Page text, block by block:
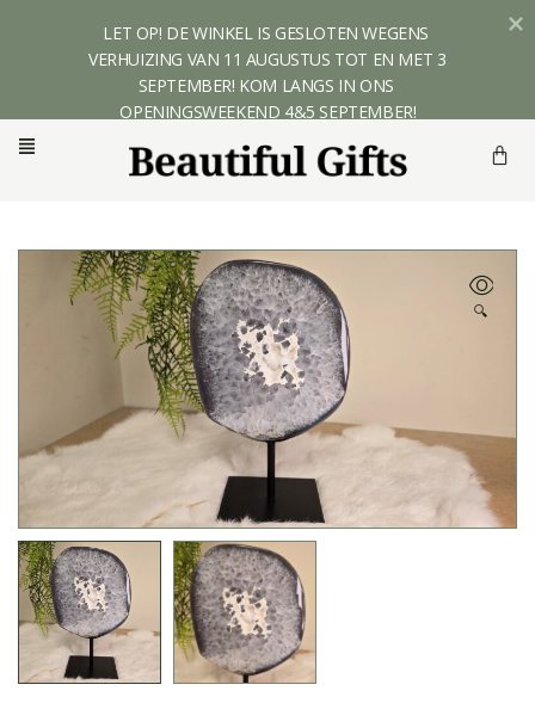
🔍
LET OP! DE WINKEL IS GESLOTEN WEGENS
VERHUIZING VAN 11 AUGUSTUS TOT EN MET 3
SEPTEMBER! KOM LANGS IN ONS
OPENINGSWEEKEND 4&5 SEPTEMBER!